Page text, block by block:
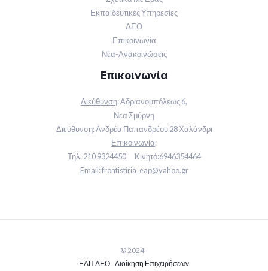
Εκπαιδευτικές Υπηρεσίες
ΔΕΟ
Επικοινωνία
Νέα-Ανακοινώσεις
Επικοινωνία
Διεύθυνση:Αδριανουπόλεως 6,
Νεα Σμύρνη
Διεύθυνση:Ανδρέα Παπανδρέου 28 Χαλάνδρι
Επικοινωνία:
Τηλ. 210 9324450 Κινητό:6946354464
Email:frontistiria_eap@yahoo.gr
© 2024 -
ΕΑΠ ΔΕΟ - Διοίκηση Επιχειρήσεων